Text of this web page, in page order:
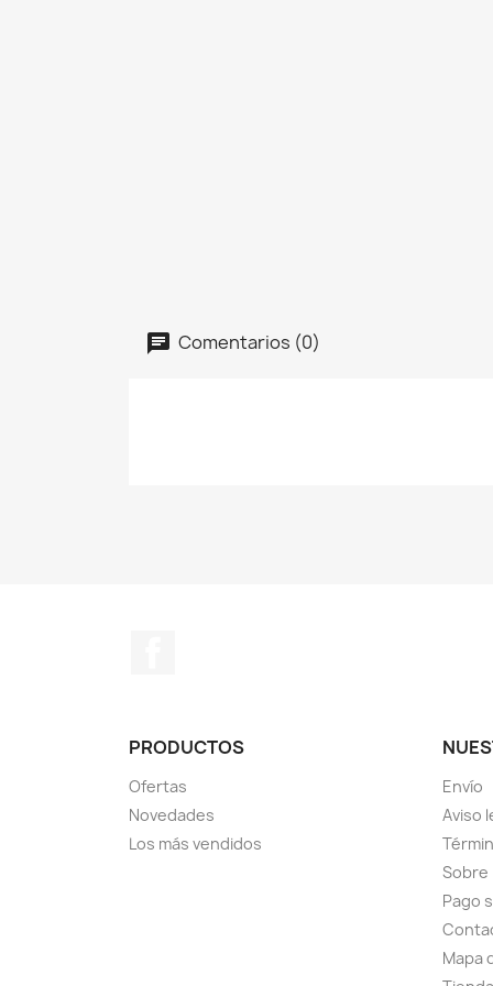
Comentarios (0)
PRODUCTOS
Ofertas
Novedades
Los más vendidos
Envío
Aviso
Pago
Mapa